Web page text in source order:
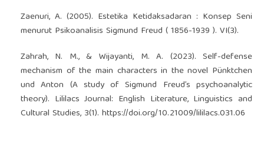
Zaenuri, A. (2005). Estetika Ketidaksadaran : Konsep Seni
menurut Psikoanalisis Sigmund Freud ( 1856-1939 ). VI(3).
Zahrah, N. M., & Wijayanti, M. A. (2023). Self-defense
mechanism of the main characters in the novel Pünktchen
und Anton (A study of Sigmund Freud’s psychoanalytic
theory). Lililacs Journal: English Literature, Linguistics and
Cultural Studies, 3(1). https://doi.org/10.21009/lililacs.031.06